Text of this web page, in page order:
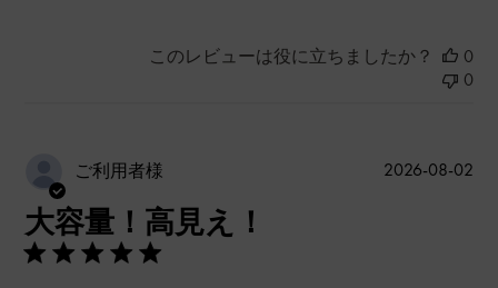
このレビューは役に立ちましたか？
0
0
ご利用者様
大容量！高見え！
公
2026-08-02